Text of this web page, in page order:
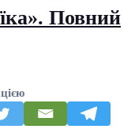
Повний